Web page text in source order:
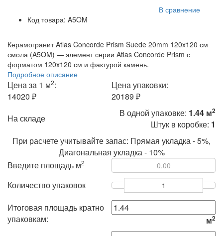
В сравнение
Код товара: A5OM
Керамогранит Atlas Concorde Prism Suede 20mm 120x120 см
смола (A5OM) — элемент серии Atlas Concorde Prism с
форматом 120x120 см и фактурой камень.
Подробное описание
Цена за 1 м2:
14020 ₽
Цена упаковки:
20189 ₽
На складе
В одной упаковке: 1.44 м2
Штук в коробке: 1
При расчете учитывайте запас: Прямая укладка - 5%,
Диагональная укладка - 10%
Введите площадь м2
Количество упаковок
Итоговая площадь кратно
упаковкам:
м2